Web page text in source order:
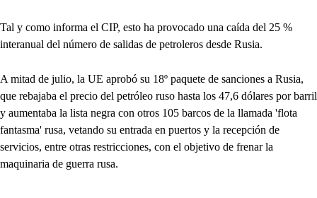
Tal y como informa el CIP, esto ha provocado una caída del 25 %
interanual del número de salidas de petroleros desde Rusia.
A mitad de julio, la UE aprobó su 18º paquete de sanciones a Rusia,
que rebajaba el precio del petróleo ruso hasta los 47,6 dólares por barril
y aumentaba la lista negra con otros 105 barcos de la llamada 'flota
fantasma' rusa, vetando su entrada en puertos y la recepción de
servicios, entre otras restricciones, con el objetivo de frenar la
maquinaria de guerra rusa.